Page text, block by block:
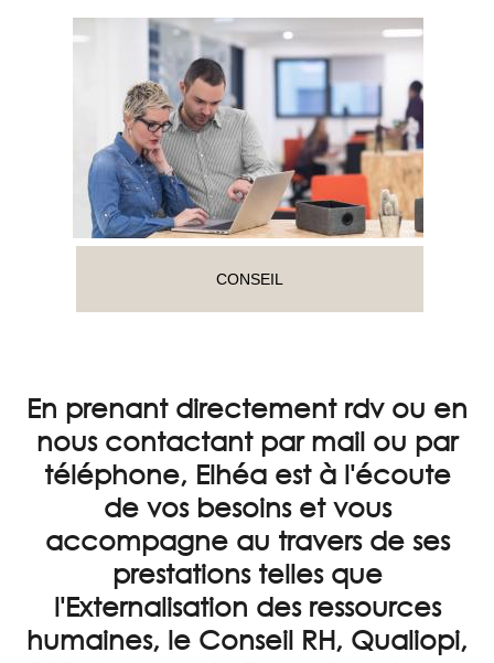
CONSEIL
En prenant directement rdv ou en
nous contactant par mail ou par
téléphone, Elhéa est à l'écoute
de vos besoins et vous
accompagne au travers de ses
prestations telles que
l'Externalisation des ressources
humaines, le Conseil RH, Qualiopi,